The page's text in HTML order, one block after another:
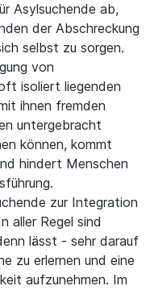
Asylsuchende ab,
der Abschreckung
selbst zu sorgen.
von
isoliert liegenden
ihnen fremden
untergebracht
können, kommt
hindert Menschen
zur Integration
aller Regel sind
lässt - sehr darauf
zu erlernen und eine
aufzunehmen. Im